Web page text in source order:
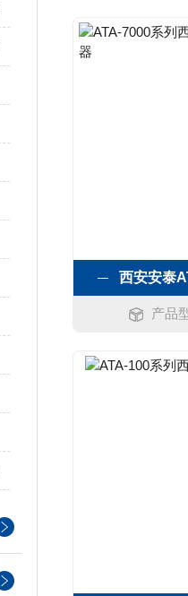
西安安泰
产品